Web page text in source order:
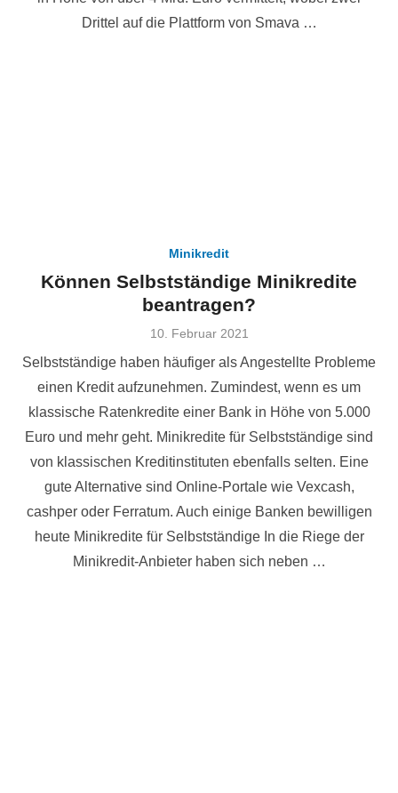
Drittel auf die Plattform von Smava …
Minikredit
Können Selbstständige Minikredite
beantragen?
Veröffentlicht
10. Februar 2021
Selbstständige haben häufiger als Angestellte Probleme
einen Kredit aufzunehmen. Zumindest, wenn es um
klassische Ratenkredite einer Bank in Höhe von 5.000
Euro und mehr geht. Minikredite für Selbstständige sind
von klassischen Kreditinstituten ebenfalls selten. Eine
gute Alternative sind Online-Portale wie Vexcash,
cashper oder Ferratum. Auch einige Banken bewilligen
heute Minikredite für Selbstständige In die Riege der
Minikredit-Anbieter haben sich neben …